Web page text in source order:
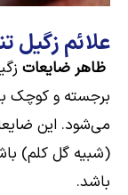
علائم زگیل
ظاهر ضایعات
برجسته و کوچک
می‌شود. این
(شبیه گل کلم)
باشد.